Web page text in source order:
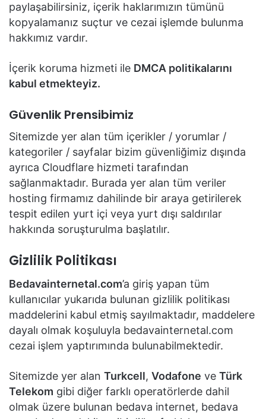
paylaşabilirsiniz, içerik haklarımızın tümünü
kopyalamanız suçtur ve cezai işlemde bulunma
hakkımız vardır.
İçerik koruma hizmeti ile DMCA politikalarını
kabul etmekteyiz.
Güvenlik Prensibimiz
Sitemizde yer alan tüm içerikler / yorumlar /
kategoriler / sayfalar bizim güvenliğimiz dışında
ayrıca Cloudflare hizmeti tarafından
sağlanmaktadır. Burada yer alan tüm veriler
hosting firmamız dahilinde bir araya getirilerek
tespit edilen yurt içi veya yurt dışı saldırılar
hakkında soruşturulma başlatılır.
Gizlilik Politikası
Bedavainternetal.com’a giriş yapan tüm
kullanıcılar yukarıda bulunan gizlilik politikası
maddelerini kabul etmiş sayılmaktadır, maddelere
dayalı olmak koşuluyla bedavainternetal.com
cezai işlem yaptırımında bulunabilmektedir.
Sitemizde yer alan Turkcell, Vodafone ve Türk
Telekom gibi diğer farklı operatörlerde dahil
olmak üzere bulunan bedava internet, bedava